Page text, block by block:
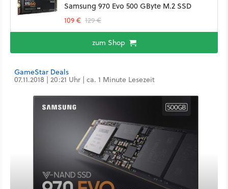
Samsung 970 Evo 500 GByte M.2 SSD
109 € 129 €
zum Shop
GameStar Deals
07.11.2018 | 20:21 Uhr | ca. 1 Minute Lesezeit